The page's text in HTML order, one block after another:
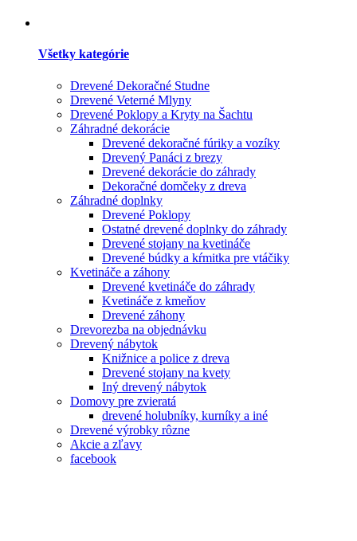
Všetky kategórie
Drevené Dekoračné Studne
Drevené Veterné Mlyny
Drevené Poklopy a Kryty na Šachtu
Záhradné dekorácie
Drevené dekoračné fúriky a vozíky
Drevený Panáci z brezy
Drevené dekorácie do záhrady
Dekoračné domčeky z dreva
Záhradné doplnky
Drevené Poklopy
Ostatné drevené doplnky do záhrady
Drevené stojany na kvetináče
Drevené búdky a kŕmitka pre vtáčiky
Kvetináče a záhony
Drevené kvetináče do záhrady
Kvetináče z kmeňov
Drevené záhony
Drevorezba na objednávku
Drevený nábytok
Knižnice a police z dreva
Drevené stojany na kvety
Iný drevený nábytok
Domovy pre zvieratá
drevené holubníky, kurníky a iné
Drevené výrobky rôzne
Akcie a zľavy
facebook